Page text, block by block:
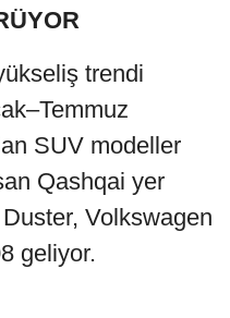
trendi
SUV modeller
Qashqai yer
Volkswagen
geliyor.